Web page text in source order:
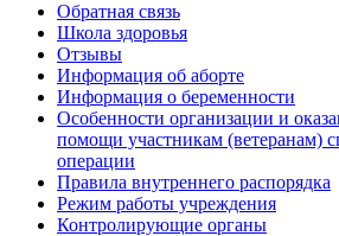
Обратная связь
Школа здоровья
Отзывы
Информация об аборте
Информация о беременности
Особенности организации и
помощи участникам (ветеранам)
операции
Правила внутреннего распорядка
Режим работы учреждения
Контролирующие органы